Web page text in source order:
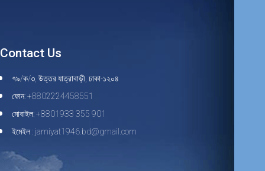
Contact Us
৭৯/ক/৩, উত্তর যাত্রাবাড়ী, ঢাকা-১২০৪
ফোন: +8802224458551
মোবাইল: +8801933 355 901
ইমেইল : jamiyat1946.bd@gmail.com